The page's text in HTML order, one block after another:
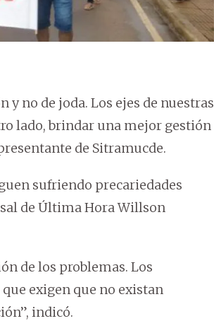
y no de joda. Los ejes de nuestras
lado, brindar una mejor gestión
de Sitramucde.
sufriendo precariedades
de Última Hora Willson
de los problemas. Los
exigen que no existan
indicó.